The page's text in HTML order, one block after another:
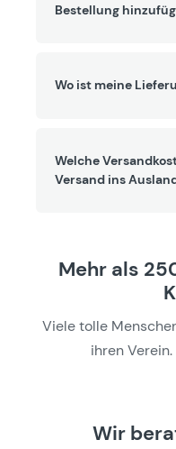
Bestellung
Wo ist meine
Welche
Versand ins
Mehr als
Viele tolle
ihren
Wir